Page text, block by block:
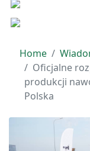
Home
Oficjalne
produkcji
Polska